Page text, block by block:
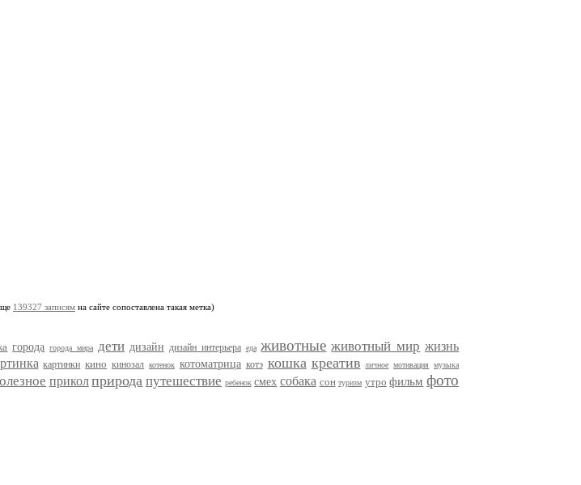
139327 записям на сайте сопоставлена такая метка)
города города мира дети дизайн дизайн интерьера еда животные животный мир жизнь
картинки кино кинозал котенок котоматрица котэ кошка креатив личное мотивация музыка
прикол природа путешествие ребенок смех собака сон туризм утро фильм фото